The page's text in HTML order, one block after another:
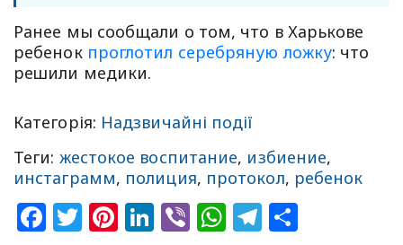
Ранее мы сообщали о том, что в Харькове
ребенок проглотил серебряную ложку: что
решили медики.
Категорія: Надзвичайні події
Теги: жестокое воспитание, избиение,
инстаграмм, полиция, протокол, ребенок
Facebook
Twitter
Pinterest
LinkedIn
ViberWhatsApp
Telegram